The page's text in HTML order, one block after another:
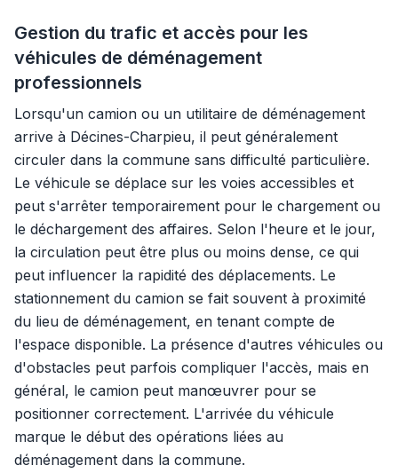
Gestion du trafic et accès pour les
véhicules de déménagement
professionnels
Lorsqu'un camion ou un utilitaire de déménagement
arrive à Décines-Charpieu, il peut généralement
circuler dans la commune sans difficulté particulière.
Le véhicule se déplace sur les voies accessibles et
peut s'arrêter temporairement pour le chargement ou
le déchargement des affaires. Selon l'heure et le jour,
la circulation peut être plus ou moins dense, ce qui
peut influencer la rapidité des déplacements. Le
stationnement du camion se fait souvent à proximité
du lieu de déménagement, en tenant compte de
l'espace disponible. La présence d'autres véhicules ou
d'obstacles peut parfois compliquer l'accès, mais en
général, le camion peut manœuvrer pour se
positionner correctement. L'arrivée du véhicule
marque le début des opérations liées au
déménagement dans la commune.